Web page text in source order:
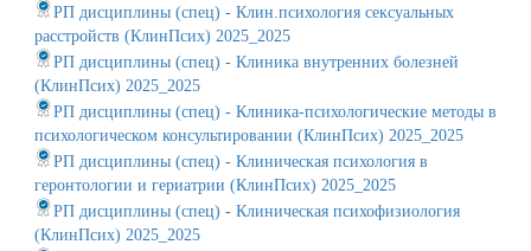
РП дисциплины (спец) - Клин.психология сексуальных
расстройств (КлинПсих) 2025_2025
РП дисциплины (спец) - Клиника внутренних болезней
(КлинПсих) 2025_2025
РП дисциплины (спец) - Клиника-психологические методы в
психологическом консультировании (КлинПсих) 2025_2025
РП дисциплины (спец) - Клиническая психология в
геронтологии и гериатрии (КлинПсих) 2025_2025
РП дисциплины (спец) - Клиническая психофизиология
(КлинПсих) 2025_2025